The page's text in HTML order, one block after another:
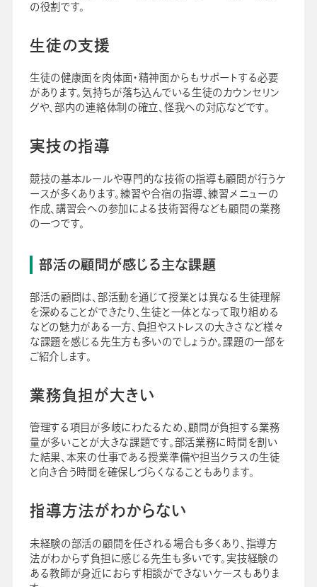
の役割です。
生徒の支援
生徒の健康面を肉体面・精神面からもサポートする必要
があります。気持ちが落ち込んでいる生徒のカウンセリン
グや、部内の連絡体制の確立、怪我への対応などです。
実技の指導
競技の基本ルールや専門的な技術の指導も顧問が行うケ
ースが多くあります。練習や合宿の指導、練習メニューの
作成、講習会への参加による技術習得なども顧問の業務
の一つです。
部活の顧問が感じる主な課題
部活の顧問は、部活動を通じて授業とは異なる生徒理解
を深めることができたり、生徒と一体となって取り組める
などの魅力がある一方、負担やストレスの大きさなど様々
な課題を感じる先生方も多いのでしょうか。課題の一部を
ご紹介します。
業務負担が大きい
管理する項目が多岐にわたるため、顧問が負担する業務
量が多いことが大きな課題です。部活業務に時間を割い
た結果、本来の仕事である授業準備や担当クラスの生徒
と向き合う時間を確保しづらくなることもあります。
指導方法がわからない
未経験の部活の顧問を任される場合も多くあり、指導方
法がわからず負担に感じる先生も多いです。実技経験の
ある教師が身近におらず相談ができないケースもありま